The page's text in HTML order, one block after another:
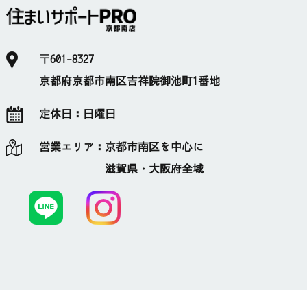
〒601-8327
京都府京都市南区吉祥院御池町1番地
定休日： 日曜日
営業エリア： 京都市南区を中心に
滋賀県・大阪府全域